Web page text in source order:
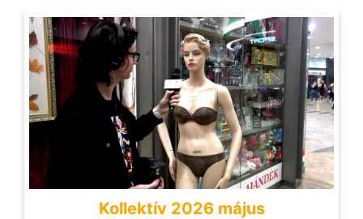
Kollektív 2026 május